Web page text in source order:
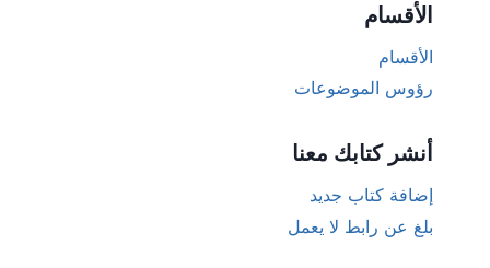
الأقسام
الأقسام
رؤوس الموضوعات
أنشر كتابك معنا
إضافة كتاب جديد
بلغ عن رابط لا يعمل